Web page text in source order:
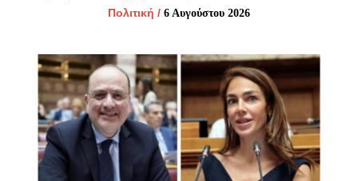
Πολιτική / 6 Αυγούστου 2026